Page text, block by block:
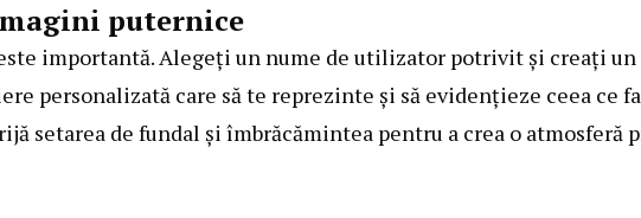
puternice
importantă. Alegeți un nume de utilizator potrivit și creați
personalizată care să te reprezinte și să evidențieze ceea ce
setarea de fundal și îmbrăcămintea pentru a crea o atmosferă